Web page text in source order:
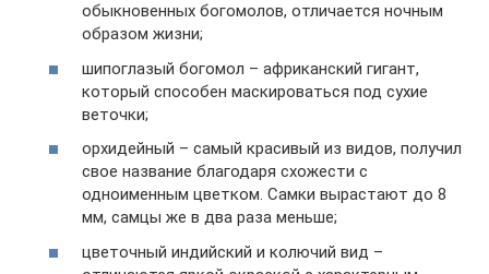
обыкновенных богомолов, отличается ночным
образом жизни;
шипоглазый богомол – африканский гигант,
который способен маскироваться под сухие
веточки;
орхидейный – самый красивый из видов, получил
свое название благодаря схожести с
одноименным цветком. Самки вырастают до 8
мм, самцы же в два раза меньше;
цветочный индийский и колючий вид –